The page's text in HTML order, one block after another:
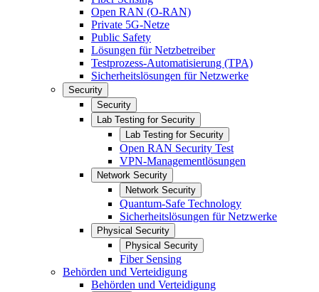
Open RAN (O-RAN)
Private 5G-Netze
Public Safety
Lösungen für Netzbetreiber
Testprozess-Automatisierung (TPA)
Sicherheitslösungen für Netzwerke
Security
Security
Lab Testing for Security
Lab Testing for Security
Open RAN Security Test
VPN-Managementlösungen
Network Security
Network Security
Quantum-Safe Technology
Sicherheitslösungen für Netzwerke
Physical Security
Physical Security
Fiber Sensing
Behörden und Verteidigung
Behörden und Verteidigung